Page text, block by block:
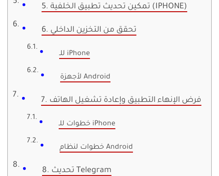
5. تمكين تحديث تطبيق الخلفية (IPHONE)
6. تحقق من التخزين الداخلي
للـ iPhone
لأجهزة Android
7. فرض الإنهاء التطبيق وإعادة تشغيل الهاتف
خطوات للـ iPhone
خطوات لنظام Android
8. تحديث Telegram